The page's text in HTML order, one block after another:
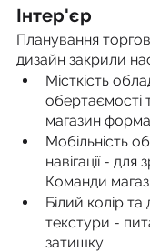
Інтер'єр
Планування
дизайн закрили
Місткість
обертаємості
магазин
Мобільність
навігації - для
Команди
Білий колір та
текстури -
затишку.